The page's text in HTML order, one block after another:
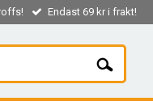
Endast 69 kr i frakt!